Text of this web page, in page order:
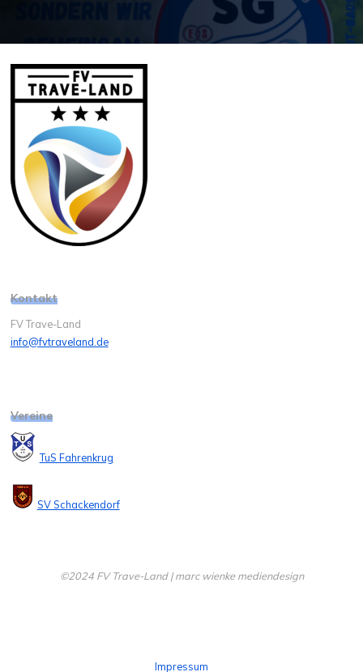
Kontakt
FV Trave-Land
info@fvtraveland.de
Vereine
TuS Fahrenkrug
SV Schackendorf
©2024 FV Trave-Land | marc wienke mediendesign
Impressum